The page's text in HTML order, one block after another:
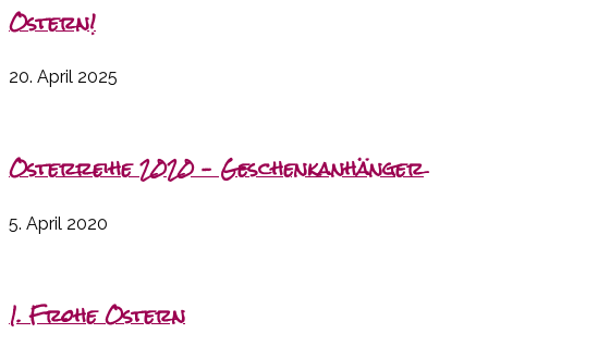
Ostern!
20. April 2025
Osterreihe 2020 – Geschenkanhänger
5. April 2020
1. Frohe Ostern